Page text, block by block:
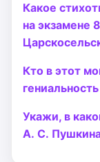
Какое
на экзамене
Кто в этот
Укажи, в
А. С.